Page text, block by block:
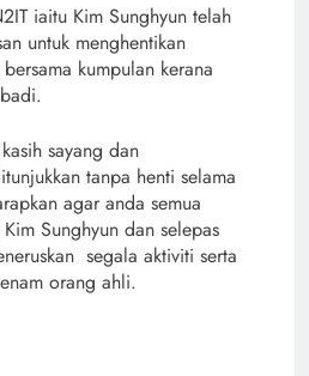
iaitu Kim Sunghyun telah
untuk menghentikan
kumpulan kerana
sayang dan
tanpa henti selama
agar anda semua
Sunghyun dan selepas
segala aktiviti serta
orang ahli.